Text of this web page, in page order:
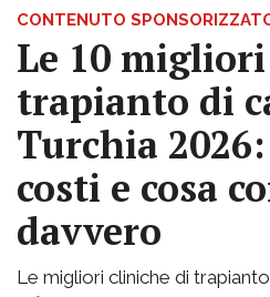
CONTENUTO
Le 10
trapianto di
Turchia
costi e cosa
davvero
Le migliori cliniche di